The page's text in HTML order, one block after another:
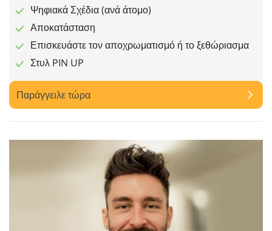
Ψηφιακά Σχέδια (ανά άτομο)
Αποκατάσταση
Επισκευάστε τον αποχρωματισμό ή το ξεθώριασμα
Στυλ PIN UP
Παράγγειλε τώρα